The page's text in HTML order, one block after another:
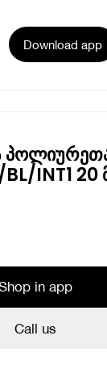
Download app
INT1
in app
Call us